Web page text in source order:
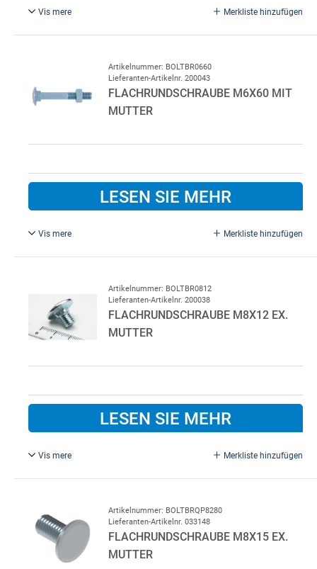
Vis mere Merkliste hinzufügen
M6 x 20 mm, Exkl. Mutter, Verzinkter Stahl
Artikelnummer: BOLTBR0660
Lieferanten-Artikelnr. 200043
FLACHRUNDSCHRAUBE M6X60 MIT
MUTTER
LESEN SIE MEHR
Vis mere Merkliste hinzufügen
M6 x 60 mm, FZB, mit Mutter.
Artikelnummer: BOLTBR0812
Lieferanten-Artikelnr. 200038
FLACHRUNDSCHRAUBE M8X12 EX.
MUTTER
LESEN SIE MEHR
Vis mere Merkliste hinzufügen
Artikelnummer: BOLTBRQP8280
Lieferanten-Artikelnr. 033148
FLACHRUNDSCHRAUBE M8X15 EX.
MUTTER